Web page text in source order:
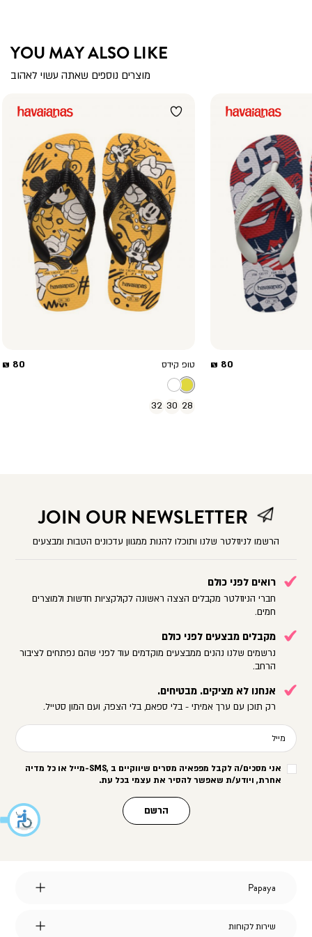
YOU MAY ALSO LIKE
מוצרים נוספים שאתה עשוי לאהוב
מחיר
80 ₪ טופ קידס
מחיר
80 ₪
28
30
32
JOIN OUR NEWSLETTER
הרשמו לניוזלטר שלנו ותוכלו להנות ממגוון עדכונים הטבות ומבצעים
רואים לפני כולם
חברי הניוזלטר מקבלים הצצה ראשונה לקולקציות חדשות ולמוצרים
חמים.
מקבלים מבצעים לפני כולם
נרשמים שלנו נהנים ממבצעים מוקדמים עוד לפני שהם נפתחים לציבור
הרחב.
אנחנו לא מציקים. מבטיחים.
רק תוכן עם ערך אמיתי - בלי ספאם, בלי הצפה, ועם המון סטייל.
מייל
אני מסכים/ה לקבל מפפאיה מסרים שיווקיים ב -SMS,מייל או כל מדיה
אחרת, ויודע/ת שאפשר להסיר את עצמי בכל עת.
הרשם
Papaya
Papaya
הצהרת נגישות
שירות
שירות לקוחות